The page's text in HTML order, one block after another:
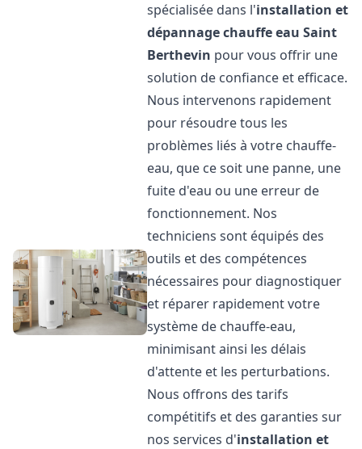
spécialisée dans l'installation et
dépannage chauffe eau Saint
Berthevin pour vous offrir une
solution de confiance et efficace.
Nous intervenons rapidement
pour résoudre tous les
problèmes liés à votre chauffe-
eau, que ce soit une panne, une
fuite d'eau ou une erreur de
fonctionnement. Nos
techniciens sont équipés des
outils et des compétences
nécessaires pour diagnostiquer
et réparer rapidement votre
système de chauffe-eau,
minimisant ainsi les délais
d'attente et les perturbations.
Nous offrons des tarifs
compétitifs et des garanties sur
nos services d'installation et